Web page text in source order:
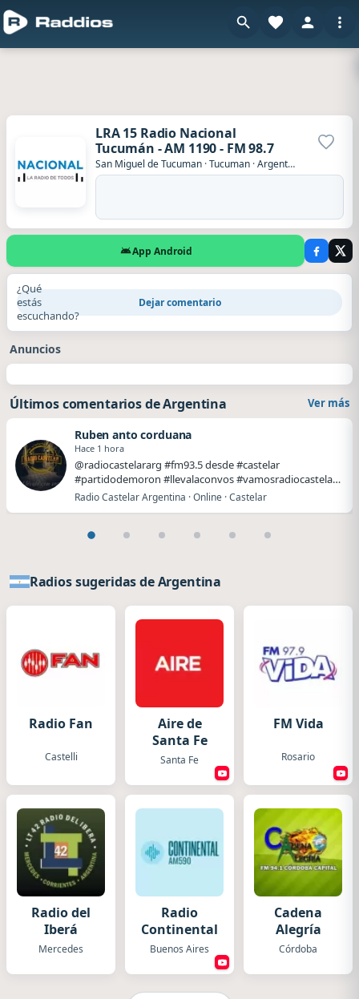
LRA 15 Radio Nacional
Tucumán - AM 1190 - FM 98.7
San Miguel de Tucuman ·Tucuman ·Argentina
App Android
¿Qué
estás
escuchando?
Dejar comentario
Anuncios
Últimos comentarios de Argentina Ver más
Ruben anto corduana
Hace 1 hora
@radiocastelararg #fm93.5 desde #castelar
#partidodemoron #llevalaconvos #vamosradiocastelar
#lleval…
Radio Castelar Argentina · Online · Castelar
Radios sugeridas de Argentina
Radio Fan
Castelli
Aire de
Santa Fe
Santa Fe
FM Vida
Rosario
Radio del
Iberá
Mercedes
Radio
Continental
Buenos Aires
Cadena
Alegría
Córdoba